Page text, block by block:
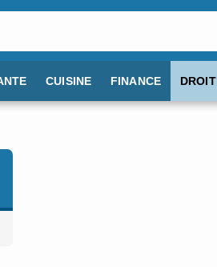
CUISINE FINANCE DROIT